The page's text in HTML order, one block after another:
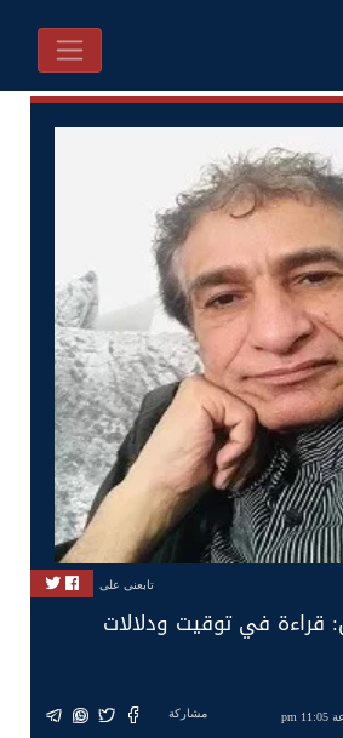
تابعنى على
قراءة في توقيت ودلالات
مشاركة